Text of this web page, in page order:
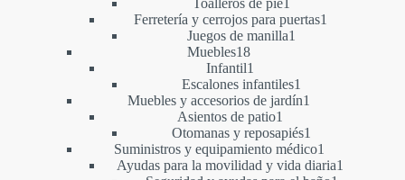
Toalleros de pie1
producto
Ferretería y cerrojos para puertas1
Juegos de manilla1
Muebles1818
productos
Infantil1
producto
Escalones infantiles1
producto
Muebles y accesorios de jardín1
Asientos de patio1
producto
Otomanas y reposapiés1
producto
Suministros y equipamiento médico1
producto
Ayudas para la movilidad y vida diaria1